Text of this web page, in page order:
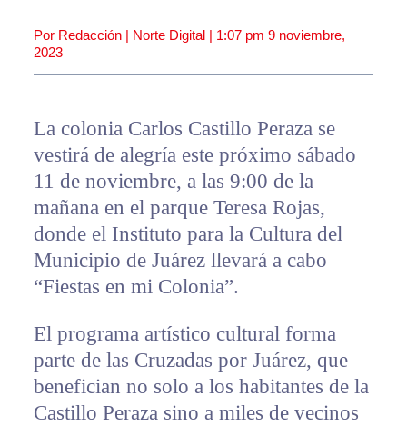
Por Redacción | Norte Digital | 1:07 pm 9 noviembre,
2023
La colonia Carlos Castillo Peraza se
vestirá de alegría este próximo sábado
11 de noviembre, a las 9:00 de la
mañana en el parque Teresa Rojas,
donde el Instituto para la Cultura del
Municipio de Juárez llevará a cabo
“Fiestas en mi Colonia”.
El programa artístico cultural forma
parte de las Cruzadas por Juárez, que
benefician no solo a los habitantes de la
Castillo Peraza sino a miles de vecinos